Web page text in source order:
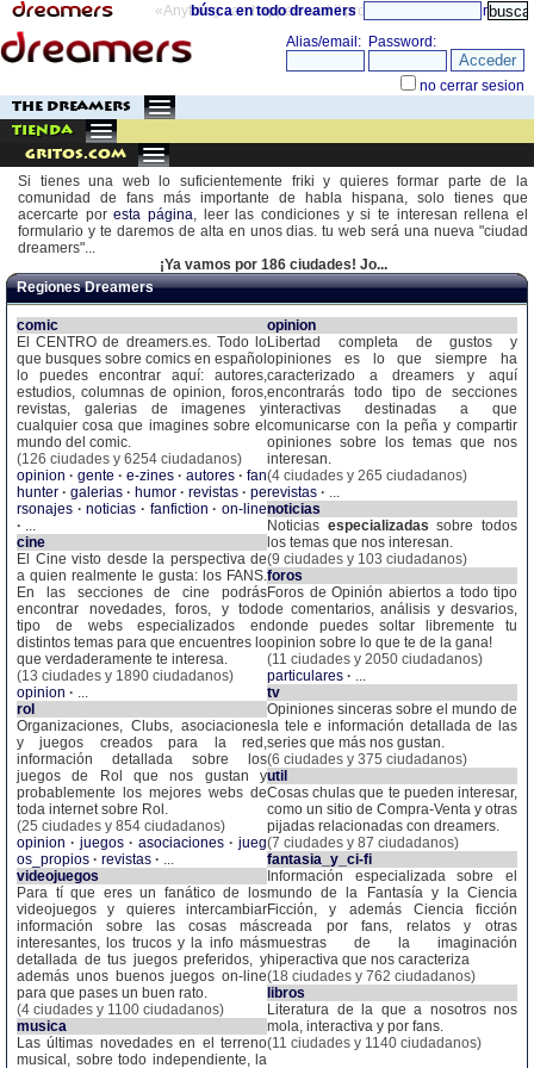
«Anything can happen and it probably will» directorio
búsca en todo dreamers
THE DREAMERS
TIENDA
Gritos.com
Si tienes una web lo suficientemente friki y quieres formar parte de la
comunidad de fans más importante de habla hispana, solo tienes que
acercarte poresta página, leer las condiciones y si te interesan rellena el
formulario y te daremos de alta en unos dias. tu web será una nueva "ciudad
dreamers"...
¡Ya vamos por 186 ciudades! Jo...
Regiones Dreamers
comic
El CENTRO de dreamers.es. Todo lo
que busques sobre comics en español
lo puedes encontrar aquí: autores,
estudios, columnas de opinion, foros,
revistas, galerias de imagenes y
cualquier cosa que imagines sobre el
mundo del comic.
(126 ciudades y 6254 ciudadanos)
opinion · gente · e-zines · autores · fan
hunter · galerias · humor · revistas · pe
rsonajes ·noticias · fanfiction ·on-line
· ...
cine
El Cine visto desde la perspectiva de
a quien realmente le gusta: los FANS.
En las secciones de cine podrás
encontrar novedades, foros, y todo
tipo de webs especializados en
distintos temas para que encuentres lo
que verdaderamente te interesa.
(13 ciudades y 1890 ciudadanos)
opinion · ...
rol
Organizaciones, Clubs, asociaciones
y juegos creados para la red,
información detallada sobre los
juegos de Rol que nos gustan y
probablemente los mejores webs de
toda internet sobre Rol.
(25 ciudades y 854 ciudadanos)
opinion · juegos · asociaciones · jueg
os_propios · revistas · ...
videojuegos
Para tí que eres un fanático de los
videojuegos y quieres intercambiar
información sobre las cosas más
interesantes, los trucos y la info más
detallada de tus juegos preferidos, y
además unos buenos juegos on-line
para que pases un buen rato.
(4 ciudades y 1100 ciudadanos)
musica
Las últimas novedades en el terreno
musical, sobre todo independiente, la
opinion
Libertad completa de gustos y
opiniones es lo que siempre ha
caracterizado a dreamers y aquí
encontrarás todo tipo de secciones
interactivas destinadas a que
comunicarse con la peña y compartir
opiniones sobre los temas que nos
interesan.
(4 ciudades y 265 ciudadanos)
revistas · ...
noticias
Noticias especializadas sobre todos
los temas que nos interesan.
(9 ciudades y 103 ciudadanos)
foros
Foros de Opinión abiertos a todo tipo
de comentarios, análisis y desvarios,
donde puedes soltar libremente tu
opinion sobre lo que te de la gana!
(11 ciudades y 2050 ciudadanos)
particulares · ...
tv
Opiniones sinceras sobre el mundo de
la tele e información detallada de las
series que más nos gustan.
(6 ciudades y 375 ciudadanos)
util
Cosas chulas que te pueden interesar,
como un sitio de Compra-Venta y otras
pijadas relacionadas con dreamers.
(7 ciudades y 87 ciudadanos)
fantasia_y_ci-fi
Información especializada sobre el
mundo de la Fantasía y la Ciencia
Ficción, y además Ciencia ficción
creada por fans, relatos y otras
muestras de la imaginación
hiperactiva que nos caracteriza
(18 ciudades y 762 ciudadanos)
libros
Literatura de la que a nosotros nos
mola, interactiva y por fans.
(11 ciudades y 1140 ciudadanos)